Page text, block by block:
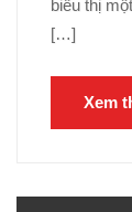
biểu thị
[…]
Xem